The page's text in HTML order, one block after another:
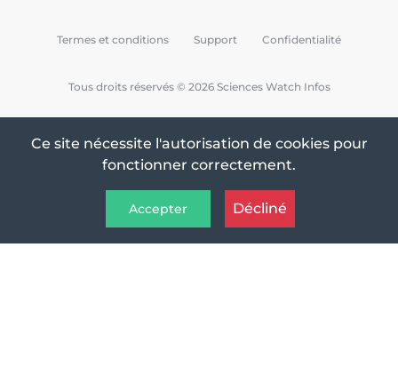
Tous droits réservés © 2026 Sciences Watch Infos
Termes et conditions Support Confidentialité
Ce site nécessite l'autorisation de cookies pour
fonctionner correctement.
Accepter Décliné